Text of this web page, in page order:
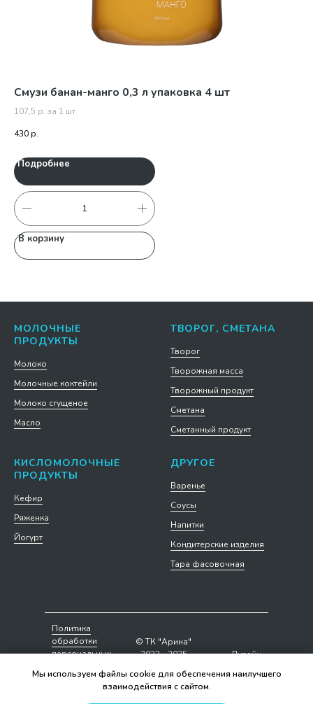
Мы используем файлы cookie для обеспечения наилучшего
взаимодействия с сайтом.
Смузи банан-манго 0,3 л упаковка 4 шт
107,5 р. за 1 шт
430 р.
Подробнее
В корзину
МОЛОЧНЫЕ
ПРОДУКТЫ
Молоко
Молочные коктейли
Молоко сгущеное
Масло
ТВОРОГ, СМЕТАНА
Творог
Творожная масса
Творожный продукт
Сметана
Сметанный продукт
КИСЛОМОЛОЧНЫЕ
ПРОДУКТЫ
Кефир
Ряженка
Йогурт
ДРУГОЕ
Варенье
Соусы
Напитки
Кондитерские изделия
Тара фасовочная
Политика
обработки
персональных
Дизайн
© ТК "Арина"
2023 - 2025